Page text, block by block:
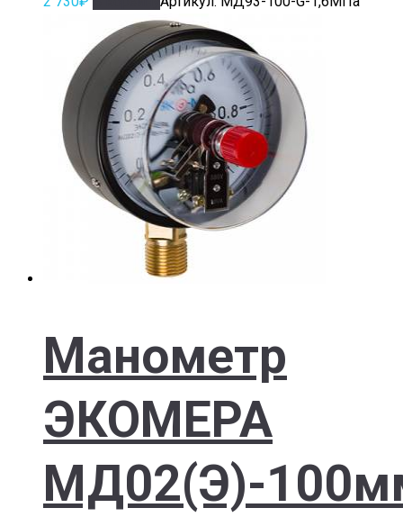
Манометр
ЭКОМЕРА
МД02(Э)-